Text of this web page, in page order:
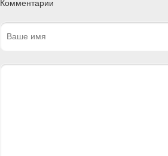
Комментарии